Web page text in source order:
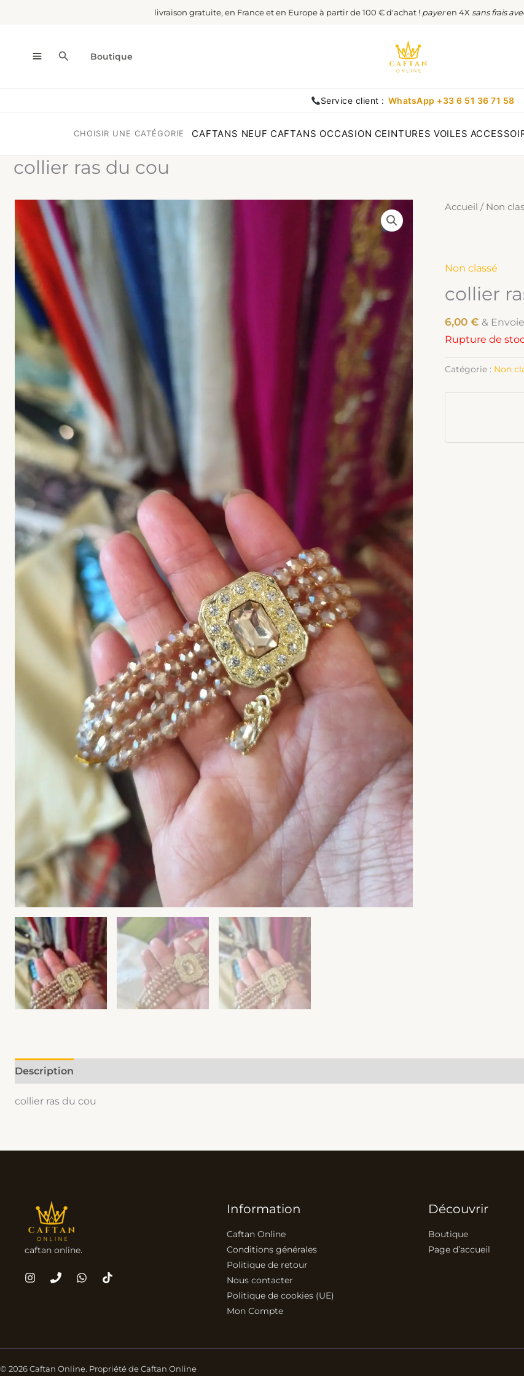
livraison gratuite, en France et en Europe à partir de 100 € d'achat ! payeren 4X sans frais
Rechercher
Boutique
Service client : WhatsApp +33 6 51 36 71 58
CHOISIR UNE CATÉGORIE CAFTANS NEUF CAFTANS OCCASION CEINTURES VOILES
collier ras du cou
Accueil / Non
Non classé
collier
6,00 € &
Rupture de
Catégorie : Non
Description
collier ras du cou
caftan online.
Information
Caftan Online
Conditions générales
Politique de retour
Nous contacter
Politique de cookies (UE)
Mon Compte
Découvrir
Boutique
Page d’accueil
© 2026 Caftan Online. Propriété de Caftan Online